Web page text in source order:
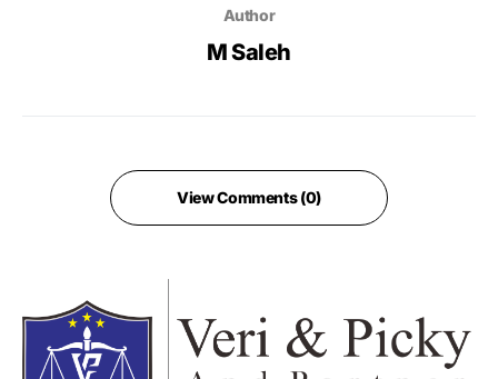
Author
M Saleh
View Comments (0)